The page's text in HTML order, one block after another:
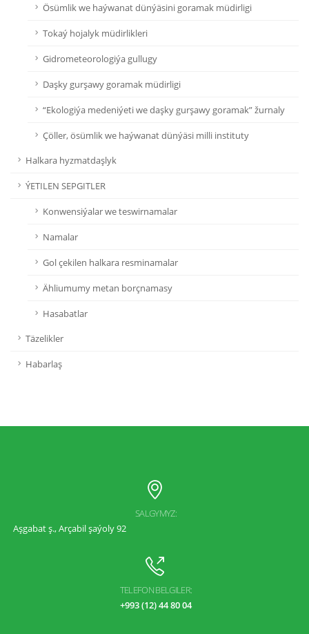
Ösümlik we haýwanat dünýäsini goramak müdirligi
Tokaý hojalyk müdirlikleri
Gidrometeorologiýa gullugy
Daşky gurşawy goramak müdirligi
“Ekologiýa medeniýeti we daşky gurşawy goramak” žurnaly
Çöller, ösümlik we haýwanat dünýäsi milli instituty
Halkara hyzmatdaşlyk
ÝETILEN SEPGITLER
Konwensiýalar we teswirnamalar
Namalar
Gol çekilen halkara resminamalar
Ähliumumy metan borçnamasy
Hasabatlar
Täzelikler
Habarlaş
SALGYMYZ:
Aşgabat ş., Arçabil şaýoly 92
TELEFON BELGILER:
+993 (12) 44 80 04